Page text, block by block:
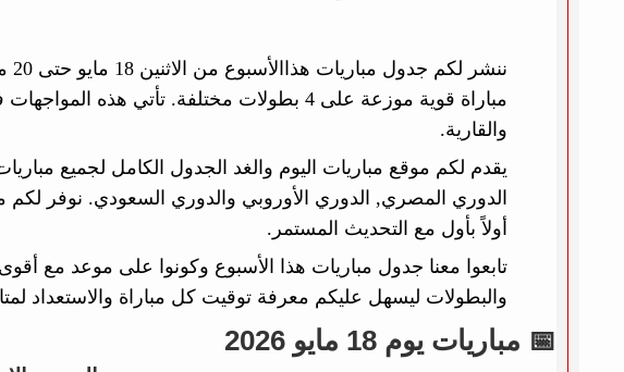
مباراة قوية موزعة على 4 بطولات مختلفة.
والقارية.
يقدم لكم موقع مباريات اليوم والغد الجدول الكامل لجميع
الدوري المصري, الدوري الأوروبي والدوري السعودي. نوفر لكم
أولاً بأول مع التحديث المستمر.
تابعوا معنا جدول مباريات هذا الأسبوع وكونوا على موعد مع
والبطولات ليسهل عليكم معرفة توقيت كل مباراة والاستعداد
📅 مباريات يوم 18 مايو 2026